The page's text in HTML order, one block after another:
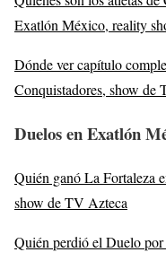
Exatlón México, reality
Dónde ver capítulo
Conquistadores, show de
Duelos en Exatlón
Quién ganó La Fortaleza
show de TV Azteca
Quién perdió el Duelo